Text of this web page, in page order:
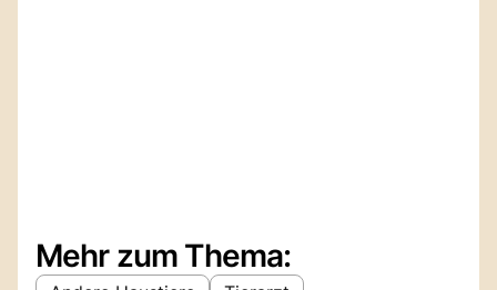
Mehr zum Thema: